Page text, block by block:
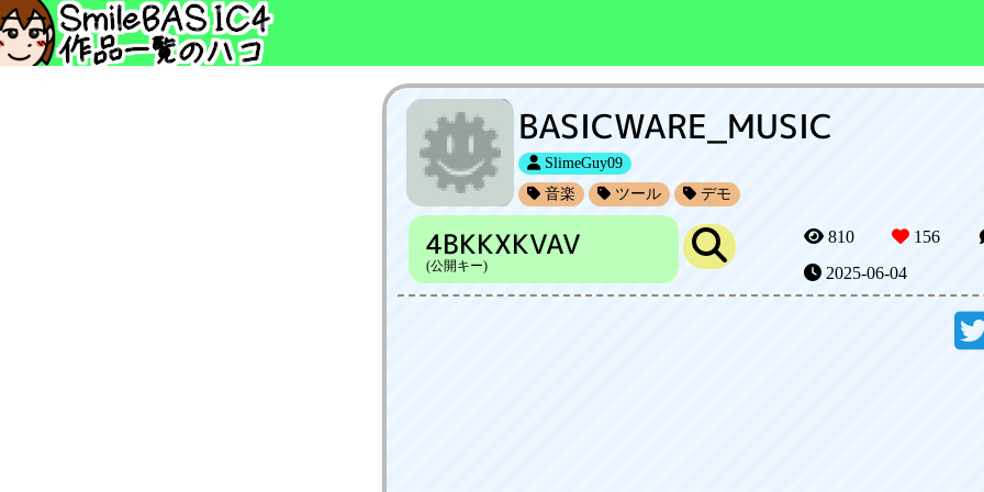
BASICWARE_MUSIC
SlimeGuy09
音楽
ツール デモ
4BKKXKVAV
(公開キー)
810
156
2025-06-04